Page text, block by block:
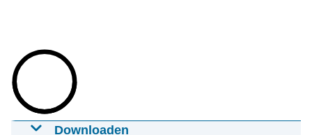
Downloaden